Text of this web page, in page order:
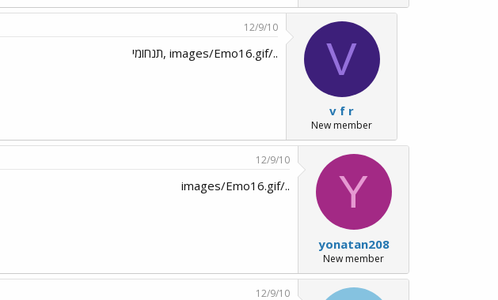
V
v f r
New member
12/9/10
../images/Emo16.gif ,תנחומי
Y
yonatan208
New member
12/9/10
../images/Emo16.gif
12/9/10